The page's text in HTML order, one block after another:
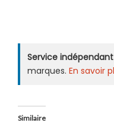
Service
marques. En savoir
Similaire